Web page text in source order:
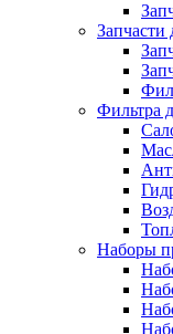
Запчасти
Фильтра
Наборы